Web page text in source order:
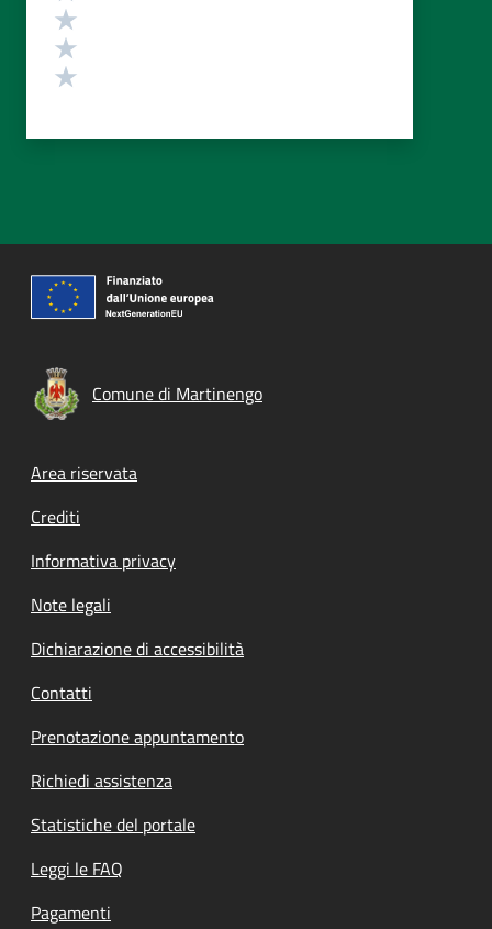
Comune di Martinengo
Footer menu
Area riservata
Crediti
Informativa privacy
Note legali
Dichiarazione di accessibilità
Contatti
Prenotazione appuntamento
Richiedi assistenza
Statistiche del portale
Leggi le FAQ
Pagamenti